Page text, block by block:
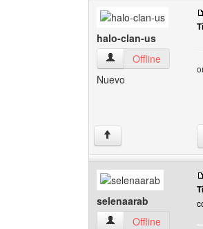
halo-clan-us
halo-clan-us Ver perfil
Offline
Nuevo
↑
selenaarab
selenaarab Ver perfil
Offline